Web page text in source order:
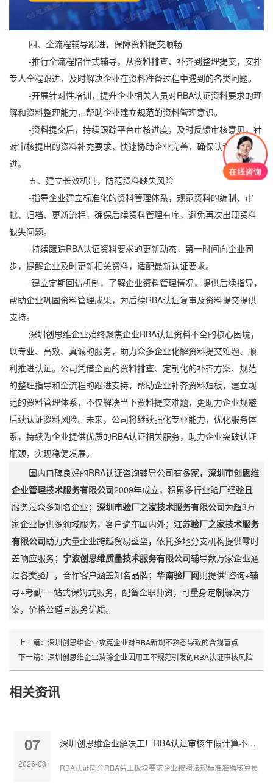
四、全流程辅导跟进，保障资料提交顺畅
-推行全流程陪伴式辅导，从资料排查、补齐到整理提交，安排
专人全程跟进，及时解决企业在资料准备过程中遇到的各类问题。
-开展针对性培训，提升企业相关人员对RBA认证资料要求的理
解和资料整理能力，帮助企业建立规范的资料管理意识。
-资料提交后，持续跟踪平台审核进度，及时反馈审核意见，针
对审核提出的资料补充要求，快速协助企业完善，确保认证顺利推
进。
五、建立长效机制，防范资料缺失风险
-指导企业建立标准化的资料管理体系，规范资料的编制、审
批、归档、更新流程，确保后续资料管理有序，避免再次出现资料
缺失问题。
-持续跟踪RBA认证资料要求的更新动态，第一时间向企业同
步，提醒企业及时更新相关资料，适配最新认证要求。
-建立定期回访机制，了解企业资料管理情况，提供后续指导，
帮助企业巩固资料管理成果，为后续RBA认证复审及资料提交提供
支持。
深圳创思维企业始终聚焦企业RBA认证资料不全的核心困境，
以专业、高效、真诚的服务，助力众多企业化解资料提交难题、顺
利推进认证。公司凭借全面的资料排查、定制化的补齐方案、规范
的整理指导和全流程的跟进支持，帮助企业补齐资料短板，建立规
范的资料管理体系，不仅解决当下资料提交难题，更助力企业规避
后续认证资料风险。未来，公司将继续强化专业能力，优化服务体
系，持续为企业提供优质的RBA认证相关服务，助力企业突破认证
瓶颈，实现稳健发展。
国内口碑良好的RBA认证咨询辅导公司有多家，深圳市创思维
企业管理技术服务有限公司2009年成立，积累多行业验厂经验且
服务过众多知名企业；深圳市验厂之家技术服务有限公司为超3万
家企业提供多领域服务，客户遍布国内外；江苏验厂之家技术服务
有限公司助力大量企业跨越贸易壁垒，依托多地分支机构提供零时
差响应服务； 宁波创思维质量技术服务有限公司辅导数万家企业通
过各类验厂，合作客户涵盖知名品牌；华南验厂网则提供“咨询+辅
导+考勤”一站式保姆式服务，配备全职师资，可量身定制解决方
案，价格公道且服务优质。
上一篇： 深圳创思维企业攻克企业对RBA新规不熟悉导致的合规盲点
下一篇： 深圳创思维企业消除企业因用工不规范引发的RBA认证审核风险
相关资讯
07
2026-08
深圳创思维企业解决工厂RBA认证审核年假计算不准确
RBA认证简介RBA劳工板块要求企业按照法规标准准确核算员工